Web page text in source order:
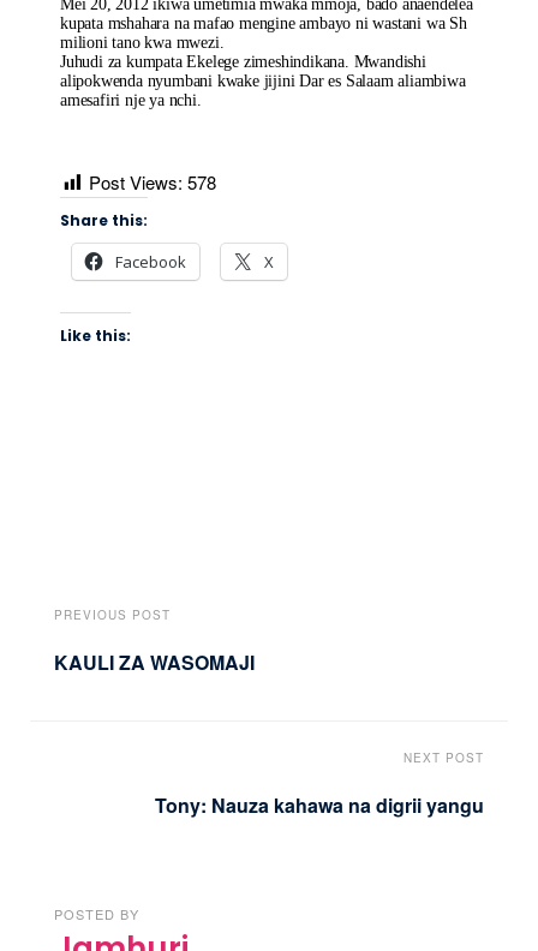
Mei 20, 2012 ikiwa umetimia mwaka mmoja, bado anaendelea
kupata mshahara na mafao mengine ambayo ni wastani wa Sh
milioni tano kwa mwezi.
Juhudi za kumpata Ekelege zimeshindikana. Mwandishi
alipokwenda nyumbani kwake jijini Dar es Salaam aliambiwa
amesafiri nje ya nchi.
Post Views: 578
Share this:
Facebook X
Like this:
PREVIOUS POST
KAULI ZA WASOMAJI
NEXT POST
Tony: Nauza kahawa na digrii yangu
POSTED BY